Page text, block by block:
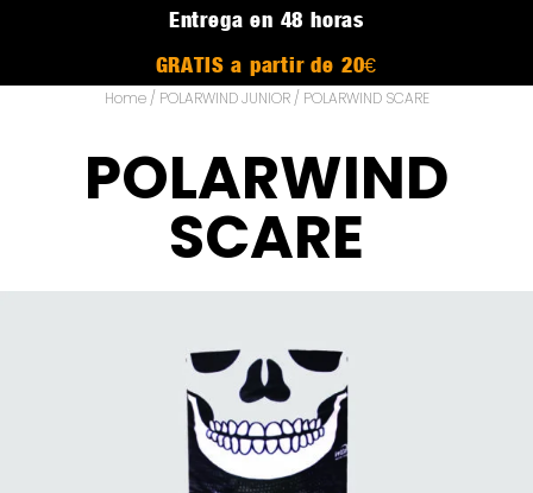
Entrega en 48 horas
GRATIS a partir de 20€
Home/ POLARWIND JUNIOR/ POLARWIND SCARE
POLARWIND
SCARE